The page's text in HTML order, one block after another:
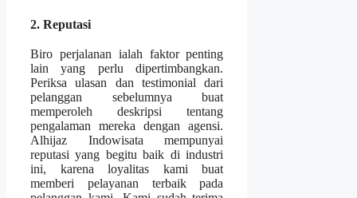
2. Reputasi
Biro perjalanan ialah faktor penting
lain yang perlu dipertimbangkan.
Periksa ulasan dan testimonial dari
pelanggan sebelumnya buat
memperoleh deskripsi tentang
pengalaman mereka dengan agensi.
Alhijaz Indowisata mempunyai
reputasi yang begitu baik di industri
ini, karena loyalitas kami buat
memberi pelayanan terbaik pada